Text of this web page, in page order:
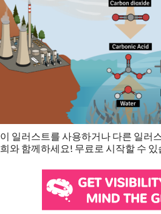
이 일러스트를 사용하거나 다른 일러
희와 함께하세요! 무료로 시작할 수 있